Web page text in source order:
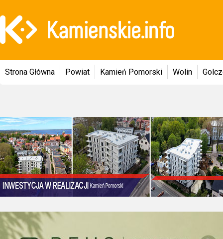
Strona Główna Powiat Kamień Pomorski Wolin